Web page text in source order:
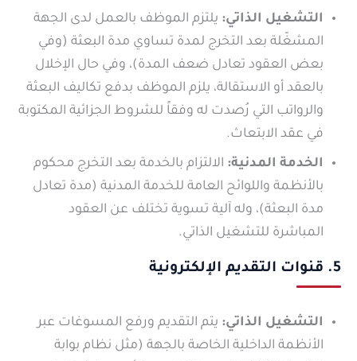
التشغيل الذاتي: يلتزم الموظف بالعمل لدى الجهة
المشغّلة بعد التخرج لمدة تساوي مدة البعثة (وفي
بعض العقود تعادل ضعف المدة)، وفي حال الإخلال
بالعقد أو الاستقالة، يلزم الموظف بدفع تكاليف البعثة
والرواتب التي رُصدت له وفقاً للشروط الجزائية المكتوبة
في عقد الابتعاث.
الخدمة المدنية: الالتزام بالخدمة بعد التخرج محكوم
بالأنظمة واللوائح العامة للخدمة المدنية (مدة تعادل
مدة البعثة)، وله آلية تسوية تختلف عن العقود
المباشرة للتشغيل الذاتي.
5. قنوات التقديم الإلكترونية
التشغيل الذاتي: يتم التقديم ورفع المسوغات عبر
الأنظمة الداخلية الخاصة بالجهة (مثل نظام بوابة